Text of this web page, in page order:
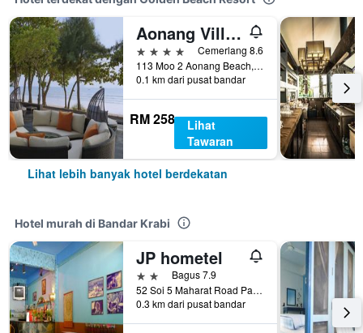
Aonang Villa Resort
4 bintang
Cemerlang 8.6
113 Moo 2 Aonang Beach, Bandar Krabi, Thailand
0.1 km dari pusat bandar
RM 258
Lihat
Tawaran
Lihat lebih banyak hotel berdekatan
Hotel murah di Bandar Krabi
JP hometel
2 bintangBagus 7.9
52 Soi 5 Maharat Road Pak Nam Muang, Bandar Krabi, Thailand
0.3 km dari pusat bandar